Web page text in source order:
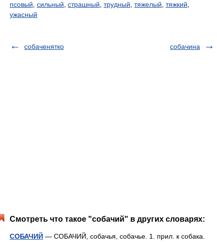
псовый сильный страшный трудный тяжелый тяжкий
ужасный
собаченятко собачина
Смотреть что такое "собачий" в других словарях:
СОБАЧИЙ — СОБАЧИЙ, собачья, собачье. 1. прил. к собака.